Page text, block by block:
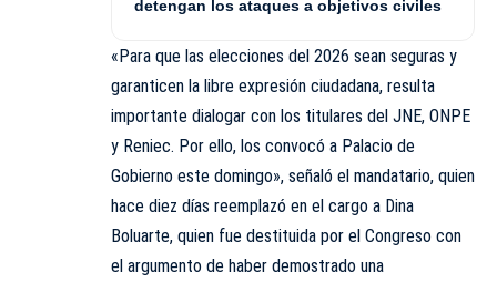
detengan los ataques a objetivos civiles
«Para que las elecciones del 2026 sean seguras y
garanticen la libre expresión ciudadana, resulta
importante dialogar con los titulares del JNE, ONPE
y Reniec. Por ello, los convocó a Palacio de
Gobierno este domingo», señaló el mandatario, quien
hace diez días reemplazó en el cargo a Dina
Boluarte, quien fue destituida por el Congreso con
el argumento de haber demostrado una